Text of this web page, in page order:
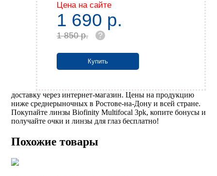
Цена на сайте
1 690 р.
1 850 р. ?
Купить
доставку через интернет-магазин. Цены на продукцию
ниже среднерыночных в Ростове-на-Дону и всей стране.
Покупайте линзы Biofinity Multifocal 3pk, копите бонусы и
получайте очки и линзы для глаз бесплатно!
Похожие товары